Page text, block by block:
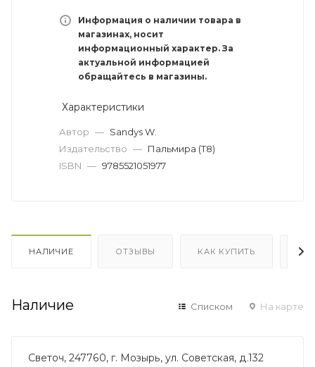
Информация о наличии товара в
магазинах, носит
информационный характер. За
актуальной информацией
обращайтесь в магазины.
Характеристики
Автор — Sandys W.
Издательство — Пальмира (Т8)
ISBN — 9785521051977
НАЛИЧИЕ ОТЗЫВЫ КАК КУПИТЬ
Наличие Списком На карте
Светоч, 247760, г. Мозырь, ул. Советская, д.132